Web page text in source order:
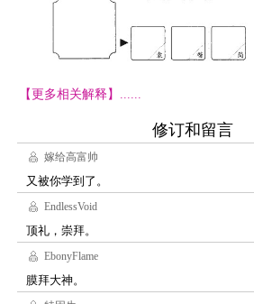
【更多相关解释】......